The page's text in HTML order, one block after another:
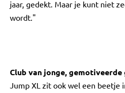
jaar, gedekt. Maar je kunt niet
wordt."
Club van jonge, gemotiveerde
Jump XL zit ook wel een beetje